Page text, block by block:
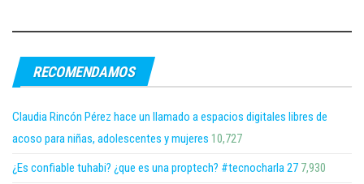
RECOMENDAMOS
Claudia Rincón Pérez hace un llamado a espacios digitales libres de
acoso para niñas, adolescentes y mujeres 10,727
¿Es confiable tuhabi? ¿que es una proptech? #tecnocharla 27 7,930